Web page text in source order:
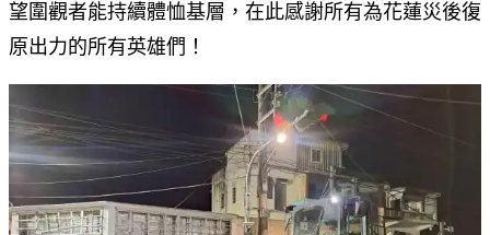
望圍觀者能持續體恤基層，在此感謝所有為花蓮災後復
原出力的所有英雄們！